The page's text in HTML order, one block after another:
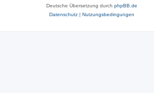
Deutsche Übersetzung durch phpBB.de
Datenschutz| Nutzungsbedingungen